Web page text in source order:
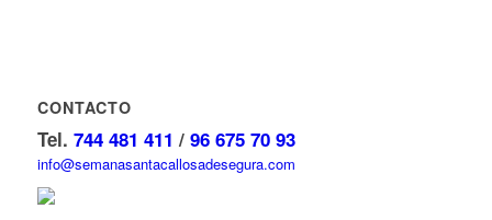
CONTACTO
Tel. 744 481 411 / 96 675 70 93
info@semanasantacallosadesegura.com